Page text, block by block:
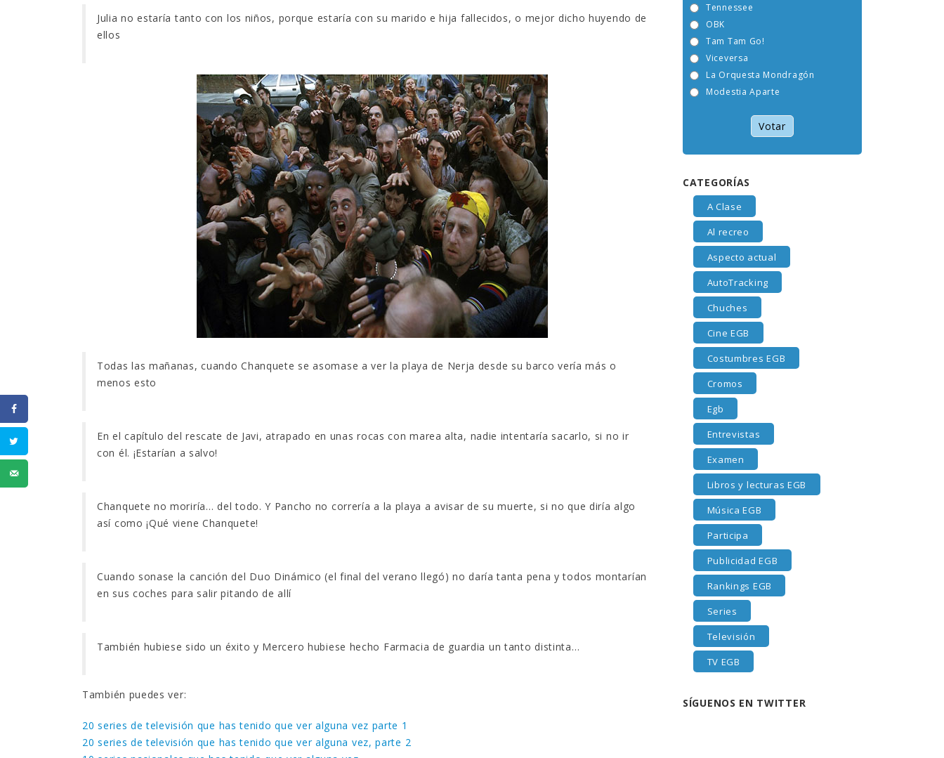
Julia no estaría tanto con los niños, porque estaría con su marido e hija fallecidos, o mejor dicho huyendo de
ellos
Todas las mañanas, cuando Chanquete se asomase a ver la playa de Nerja desde su barco vería más o
menos esto
En el capítulo del rescate de Javi, atrapado en unas rocas con marea alta, nadie intentaría sacarlo, si no ir
con él. ¡Estarían a salvo!
Chanquete no moriría… del todo. Y Pancho no correría a la playa a avisar de su muerte, si no que diría algo
así como ¡Qué viene Chanquete!
Cuando sonase la canción del Duo Dinámico (el final del verano llegó) no daría tanta pena y todos montarían
en sus coches para salir pitando de allí
También hubiese sido un éxito y Mercero hubiese hecho Farmacia de guardia un tanto distinta…
También puedes ver:
20 series de televisión que has tenido que ver alguna vez parte 1
20 series de televisión que has tenido que ver alguna vez, parte 2
Tennessee
OBK
Tam Tam Go!
Viceversa
La Orquesta Mondragón
Modestia Aparte
Votar
CATEGORÍAS
A Clase
Al recreo
Aspecto actual
AutoTracking
Chuches
Cine EGB
Costumbres EGB
Cromos
Egb
Entrevistas
Examen
Libros y lecturas EGB
Música EGB
Participa
Publicidad EGB
Rankings EGB
Series
Televisión
TV EGB
SÍGUENOS EN TWITTER